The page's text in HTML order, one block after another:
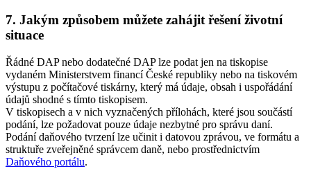
7. Jakým způsobem můžete zahájit řešení životní
situace
Řádné DAP nebo dodatečné DAP lze podat jen na tiskopise
vydaném Ministerstvem financí České republiky nebo na tiskovém
výstupu z počítačové tiskárny, který má údaje, obsah i uspořádání
údajů shodné s tímto tiskopisem.
V tiskopisech a v nich vyznačených přílohách, které jsou součástí
podání, lze požadovat pouze údaje nezbytné pro správu daní.
Podání daňového tvrzení lze učinit i datovou zprávou, ve formátu a
struktuře zveřejněné správcem daně, nebo prostřednictvím
Daňového portálu.